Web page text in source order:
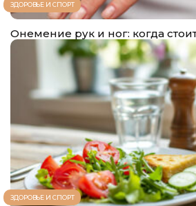
ЗДОРОВЬЕ И СПОРТ
Онемение рук и ног: когда
ЗДОРОВЬЕ И СПОРТ